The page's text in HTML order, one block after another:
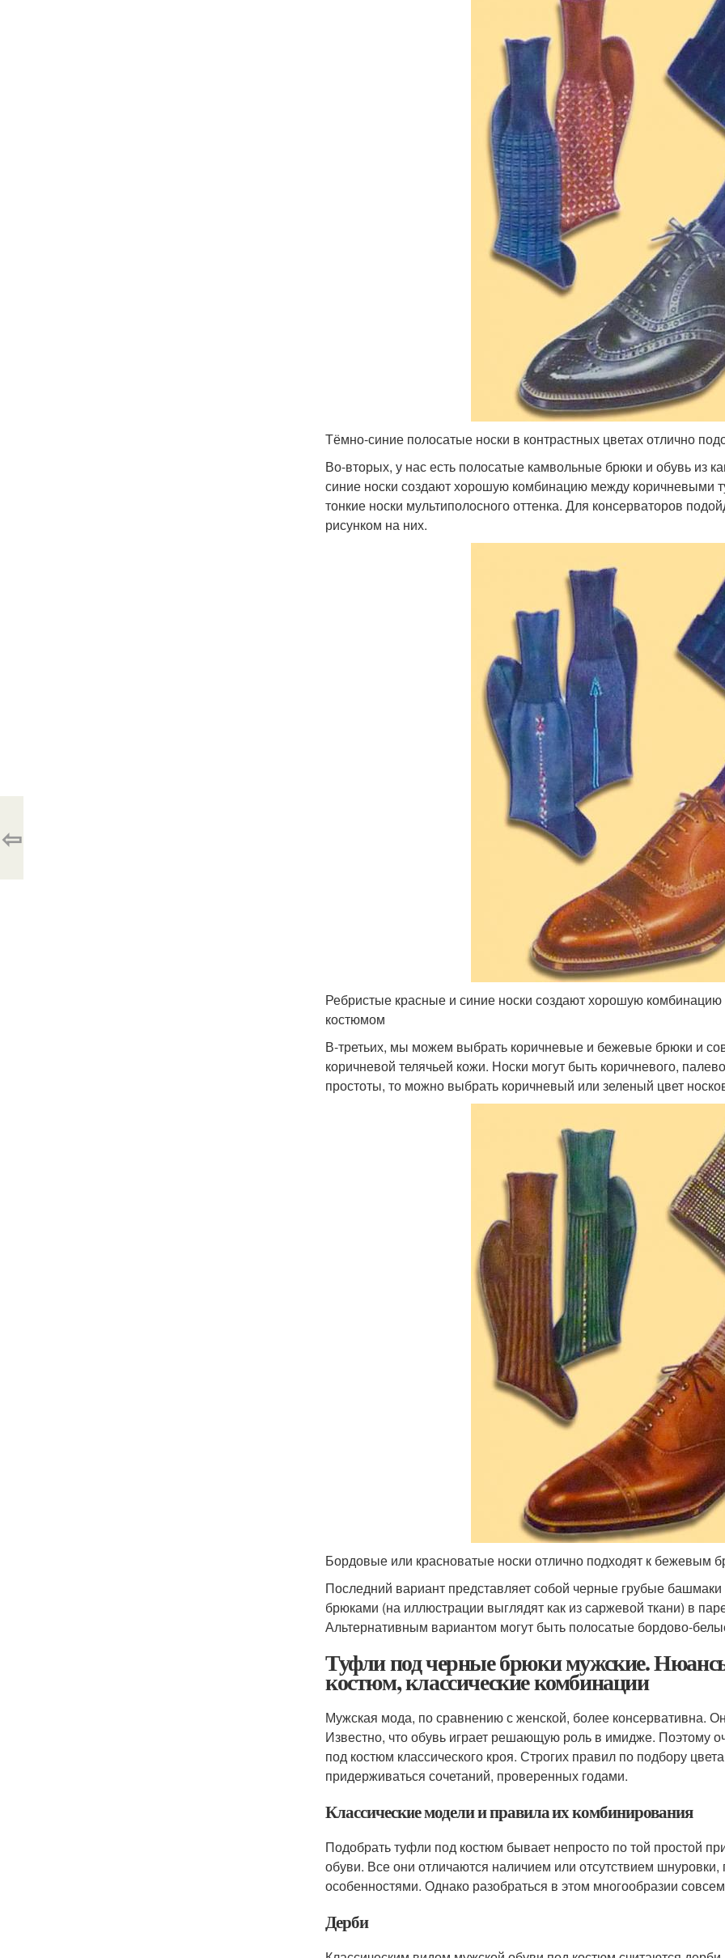
Тёмно-синие полосатые носки в контрастных цветах отлично
Во-вторых, у нас есть полосатые камвольные брюки и обувь из
синие носки создают хорошую комбинацию между
тонкие носки мультиполосного оттенка. Для консерваторов
рисунком на них.
Ребристые красные и синие носки создают хорошую
костюмом
В-третьих, мы можем выбрать коричневые и бежевые брюки и
коричневой телячьей кожи. Носки могут быть коричневого,
простоты, то можно выбрать коричневый или зеленый цвет
Бордовые или красноватые носки отлично подходят к бежевым
Последний вариант представляет собой черные грубые
брюками (на иллюстрации выглядят как из саржевой ткани) в
Альтернативным вариантом могут быть полосатые бордово-
Туфли под черные брюки мужские.
костюм, классические комбинации
Мужская мода, по сравнению с женской, более консервативна.
Известно, что обувь играет решающую роль в имидже. Поэтому
под костюм классического кроя. Строгих правил по подбору
придерживаться сочетаний, проверенных годами.
Классические модели и правила их комбинирования
Подобрать туфли под костюм бывает непросто по той простой
обуви. Все они отличаются наличием или отсутствием
особенностями. Однако разобраться в этом многообразии
Дерби
⇦